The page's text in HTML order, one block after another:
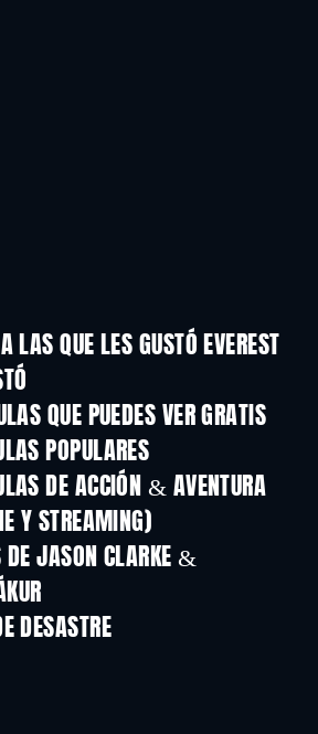
LAS QUE LES GUSTÓ EVEREST
QUE PUEDES VER GRATIS
POPULARES
DE ACCIÓN & AVENTURA
Y STREAMING)
DE JASON CLARKE &
DESASTRE